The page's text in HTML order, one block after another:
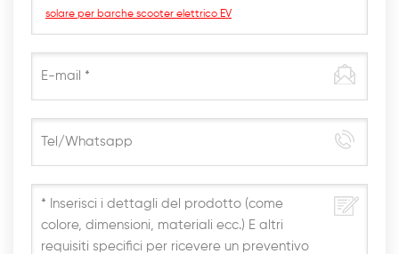
solare per barche scooter elettrico EV